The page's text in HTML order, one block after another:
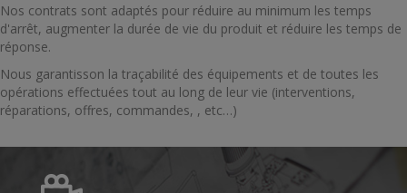
Nos contrats sont adaptés pour réduire au minimum les temps
d'arrêt, augmenter la durée de vie du produit et réduire les temps de
réponse.
Nous garantisson la traçabilité des équipements et de toutes les
opérations effectuées tout au long de leur vie (interventions,
réparations, offres, commandes, , etc…)